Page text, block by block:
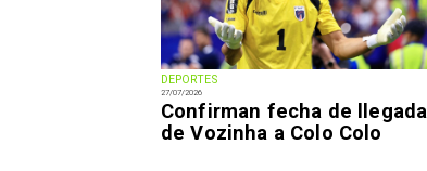
DEPORTES
27/07/2026
Confirman fecha de llegada
de Vozinha a Colo Colo